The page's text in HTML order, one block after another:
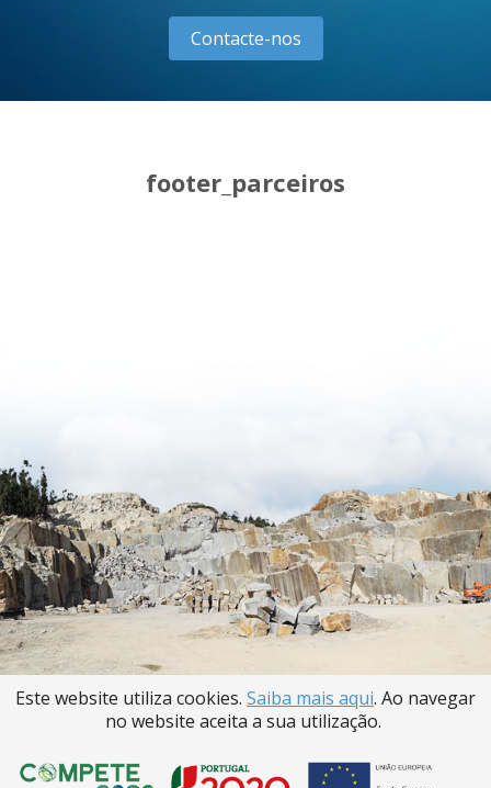
Contacte-nos
footer_parceiros
Este website utiliza cookies. Saiba mais aqui. Ao navegar
no website aceita a sua utilização.